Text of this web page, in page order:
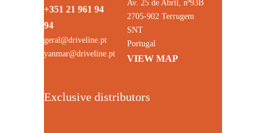
+351 21 961 94
94
geral@driveline.pt
yanmar@driveline.pt
Av. 25 de Abril, nº93B
2705-902 Terrugem
SNT
Portugal
VIEW MAP
Exclusive distributors